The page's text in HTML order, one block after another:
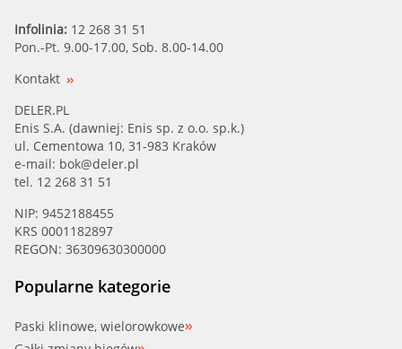
Infolinia: 12 268 31 51
Pon.-Pt. 9.00-17.00, Sob. 8.00-14.00
Kontakt
DELER.PL
Enis S.A. (dawniej: Enis sp. z o.o. sp.k.)
ul. Cementowa 10, 31-983 Kraków
e-mail: bok@deler.pl
tel. 12 268 31 51
NIP: 9452188455
KRS 0001182897
REGON: 36309630300000
Popularne kategorie
Paski klinowe, wielorowkowe